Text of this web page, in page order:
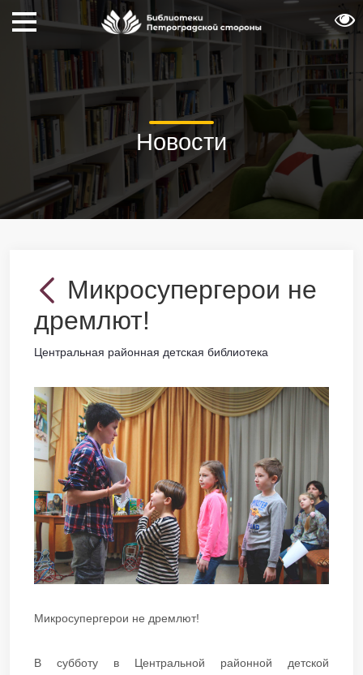
Новости
Микросупергерои не
дремлют!
Центральная районная детская библиотека
Микросупергерои не дремлют!
В субботу в Центральной районной детской